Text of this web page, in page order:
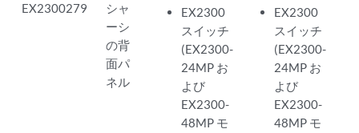
EX2300279
シャ
ーシ
の背
面パ
ネル
EX2300
スイッチ
(EX2300-
24MP お
よび
EX2300-
48MP モ
EX2300
スイッチ
(EX2300-
24MP お
よび
EX2300-
48MP モ